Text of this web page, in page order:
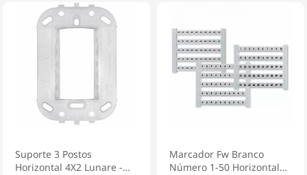
Suporte 3 Postos
Horizontal 4X2 Lunare -
Marcador Fw Branco
Número 1-50 Horizontal